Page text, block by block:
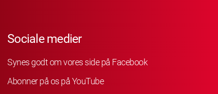
Sociale medier
Synes godt om vores side på Facebook
Abonner på os på YouTube